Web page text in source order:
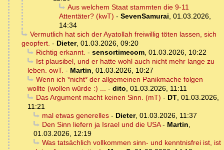
Aus welchem Staat stammten die 9-11
Attentäter? (kwT) - SevenSamurai, 01.03.2026,
14:34
Vermutlich hat sich der Ayatollah freiwillig töten lassen, sich
geopfert. - Dieter, 01.03.2026, 09:20
Richtig erkannt. - sensortimecom, 01.03.2026, 10:22
Ist plausibel, und er hatte wohl auch nicht mehr lange zu
leben. owT. - Martin, 01.03.2026, 10:27
Wenn ich *nicht* der allgemeinen Panikmache folgen
wollte (wollen würde :) ... - dito, 01.03.2026, 11:11
Das Argument macht keinen Sinn. (mT) - DT, 01.03.2026,
11:21
mal etwas generelles- Dieter, 01.03.2026, 11:37
Den Sinn liefern ja Israel und die USA- Martin,
01.03.2026, 12:19
Was tatsächlich vollkommen sinn- und kenntnisfrei ist, ist